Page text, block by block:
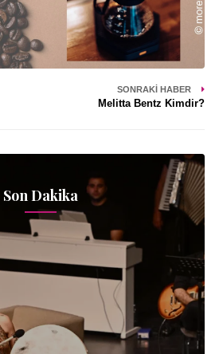
SONRAKI HABER
Melitta Bentz Kimdir?
Son Dakika